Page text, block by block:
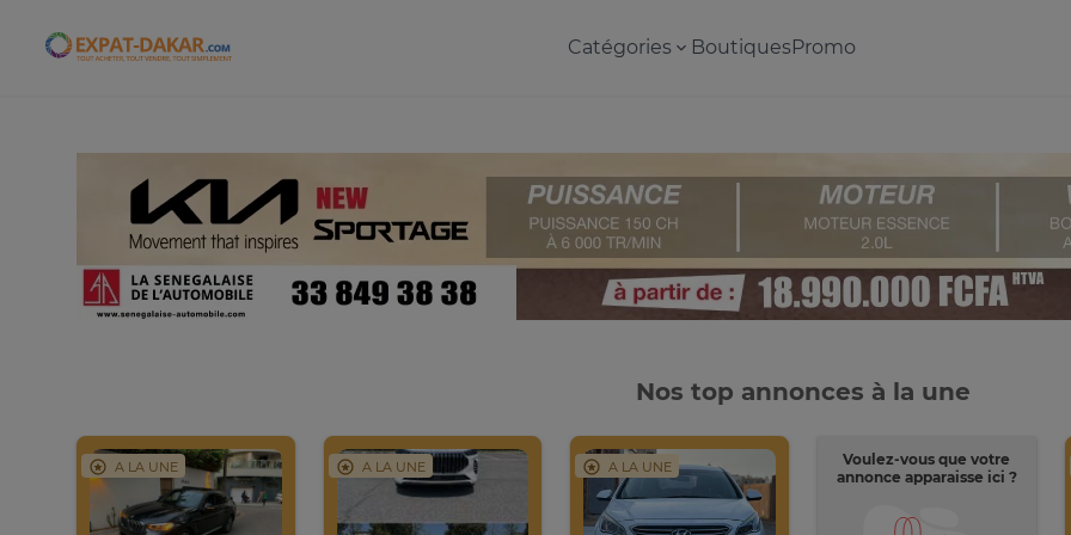
Expat-Dakar Catégories BoutiquesPromo
Nos top annonces à la une
A LA UNE A LA UNE A LA UNE
Voulez-vous que votre
annonce apparaisse ici ?